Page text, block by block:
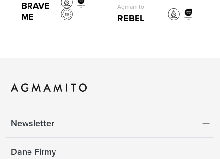
BRAVE
ME
Agmamito
REBEL
Newsletter
Dane Firmy